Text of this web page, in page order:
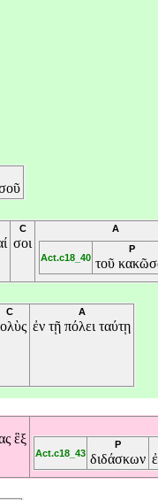
C
σοι
A
Act.c18_40
P
τοῦ
C A
ἐν τῇ πόλει ταύτῃ
ἓξ
Act.c18_43
P
διδάσκων